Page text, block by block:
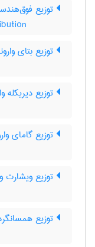
توزیع
توزیع بتای
توزیع دیریکله
توزیع گامای
توزیع ویشارت
توزیع